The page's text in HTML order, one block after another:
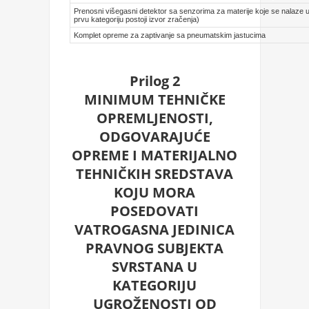
Prenosni višegasni detektor sa senzorima za materije koje se
prvu kategoriju postoji izvor zračenja)
Komplet opreme za zaptivanje sa pneumatskim jastucima
Prilog 2
MINIMUM TEHNIČKE
OPREMLJENOSTI,
ODGOVARAJUĆE
OPREME I MATERIJALNO
TEHNIČKIH SREDSTAVA
KOJU MORA
POSEDOVATI
VATROGASNA JEDINICA
PRAVNOG SUBJEKTA
SVRSTANA U
KATEGORIJU
UGROŽENOSTI OD